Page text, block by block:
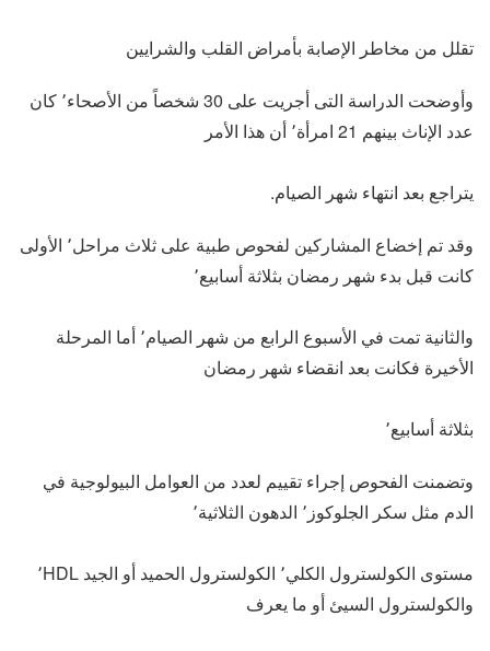
تقلل من مخاطر الإصابة بأمراض القلب والشرايين
وأوضحت الدراسة التى أجريت على 30 شخصاً من الأصحاء٬ كان
عدد الإناث بينهم 21 امرأة٬ أن هذا الأمر
يتراجع بعد انتهاء شهر الصيام.
وقد تم إخضاع المشاركين لفحوص طبية على ثلاث مراحل٬ الأولى
كانت قبل بدء شهر رمضان بثلاثة أسابيع٬
والثانية تمت في الأسبوع الرابع من شهر الصيام٬ أما المرحلة
الأخيرة فكانت بعد انقضاء شهر رمضان
بثلاثة أسابيع٬
وتضمنت الفحوص إجراء تقييم لعدد من العوامل البيولوجية في
الدم مثل سكر الجلوكوز٬ الدهون الثلاثية٬
مستوى الكولسترول الكلي٬ الكولسترول الحميد أو الجيد ٬HDL
والكولسترول السيئ أو ما يعرف